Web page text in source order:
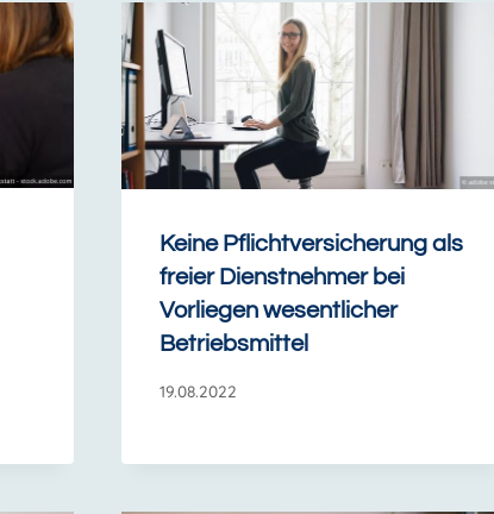
Keine Pflichtversicherung als
freier Dienstnehmer bei
Vorliegen wesentlicher
Betriebsmittel
19.08.2022